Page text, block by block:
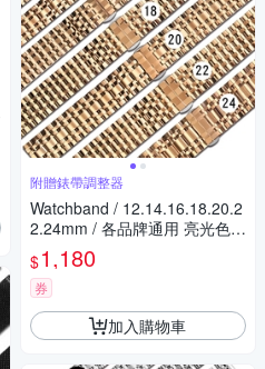
附贈錶帶調整器
Watchband / 12.14.16.18.20.2
2.24mm / 各品牌通用 亮光色澤
蝴蝶雙壓扣 不鏽鋼錶帶-玫瑰金
色
$1,180
券
加入購物車